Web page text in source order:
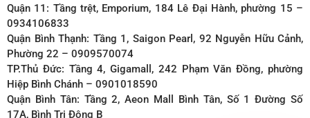
Quận 11: Tầng trệt, Emporium, 184 Lê Đại Hành, phường 15 –
0934106833
Quận Bình Thạnh: Tầng 1, Saigon Pearl, 92 Nguyễn Hữu Cảnh,
Phường 22 – 0909570074
TP.Thủ Đức: Tầng 4, Gigamall, 242 Phạm Văn Đồng, phường
Hiệp Bình Chánh – 0901018590
Quận Bình Tân: Tầng 2, Aeon Mall Bình Tân, Số 1 Đường Số
17A, Bình Trị Đông B